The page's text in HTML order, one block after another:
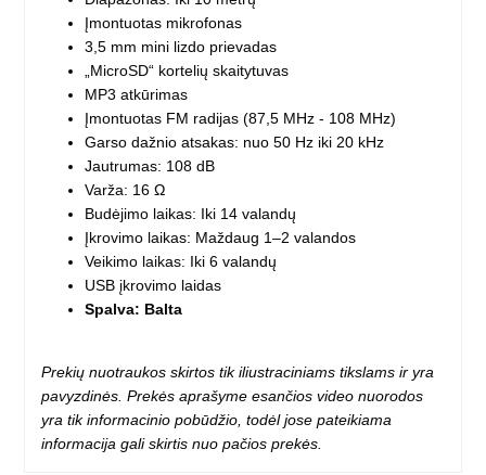
Įmontuotas mikrofonas
3,5 mm mini lizdo prievadas
„MicroSD“ kortelių skaitytuvas
MP3 atkūrimas
Įmontuotas FM radijas (87,5 MHz - 108 MHz)
Garso dažnio atsakas: nuo 50 Hz iki 20 kHz
Jautrumas: 108 dB
Varža: 16 Ω
Budėjimo laikas: Iki 14 valandų
Įkrovimo laikas: Maždaug 1–2 valandos
Veikimo laikas: Iki 6 valandų
USB įkrovimo laidas
Spalva: Balta
Prekių nuotraukos skirtos tik iliustraciniams tikslams ir yra
pavyzdinės. Prekės aprašyme esančios video nuorodos
yra tik informacinio pobūdžio, todėl jose pateikiama
informacija gali skirtis nuo pačios prekės.